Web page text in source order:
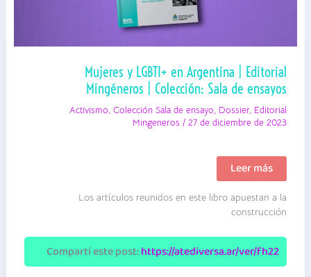
Mujeres y LGBTI+ en Argentina | Editorial
Mingéneros | Colección: Sala de ensayos
Activismo,Colección Sala de ensayo, Dossier, Editorial
Mingeneros /27 de diciembre de 2023
Mujeres
y
en
Argentina
Editorial
Mingéneros
|
Colección:
Leer más
Los artículos reunidos en este libro apuestan a la
construcción
Compartí este post:https://atediversa.ar/ver/fh22